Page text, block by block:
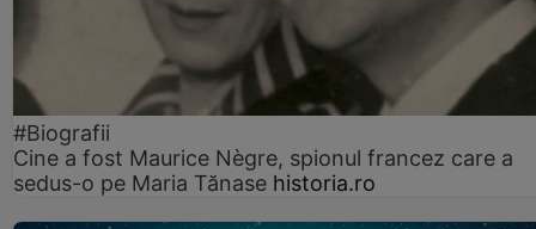
#Biografii
Cine a fost Maurice Nègre, spionul francez care a
sedus-o pe Maria Tănase historia.ro